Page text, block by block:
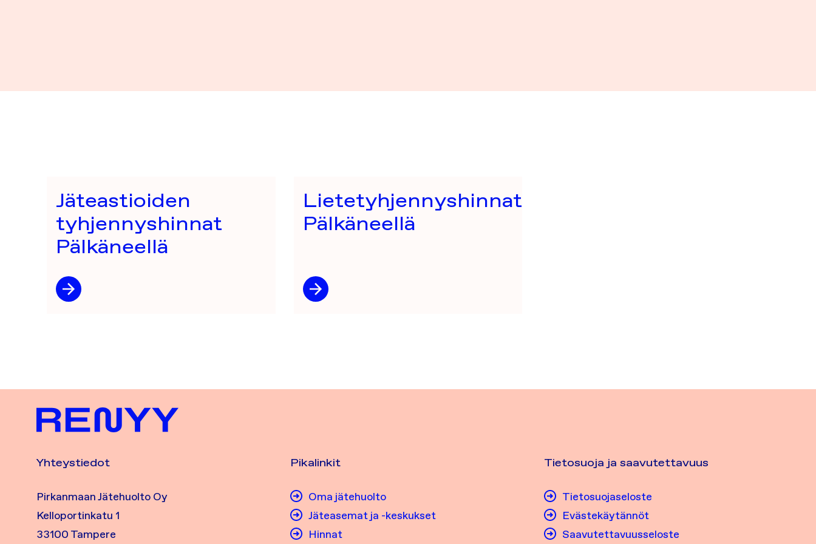
Jäteastioiden
tyhjennyshinnat
Pälkäneellä
Lietetyhjennyshinnat
Pälkäneellä
Yhteystiedot
Pirkanmaan Jätehuolto Oy
Kelloportinkatu 1
33100 Tampere
Pikalinkit
Oma jätehuolto
Jäteasemat ja -keskukset
Hinnat
Tietosuoja ja saavutettavuus
Tietosuojaseloste
Evästekäytännöt
Saavutettavuusseloste